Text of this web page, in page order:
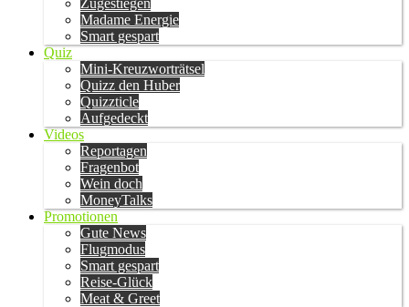
Zugestiegen
Madame Energie
Smart gespart
Quiz
Mini-Kreuzworträtsel
Quizz den Huber
Quizzticle
Aufgedeckt
Videos
Reportagen
Fragenbot
Wein doch
MoneyTalks
Promotionen
Gute News
Flugmodus
Smart gespart
Reise-Glück
Meat & Greet